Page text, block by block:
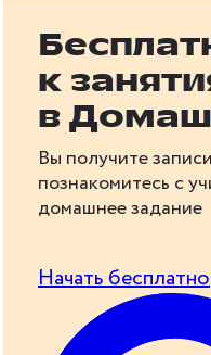
к
в
Вы получите
познакомитесь с
домашнее задание
Начать бесплатно